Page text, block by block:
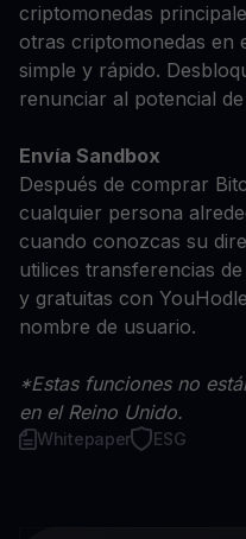
criptomonedas
otras criptomonedas en
simple y rápido.
renunciar al potencial
Envía Sandbox
Después de comprar
cualquier persona
cuando conozcas su
utilices transferencias
y gratuitas con
nombre de usuario.
*Estas funciones no
en el Reino Unido.
Whitepaper ESG